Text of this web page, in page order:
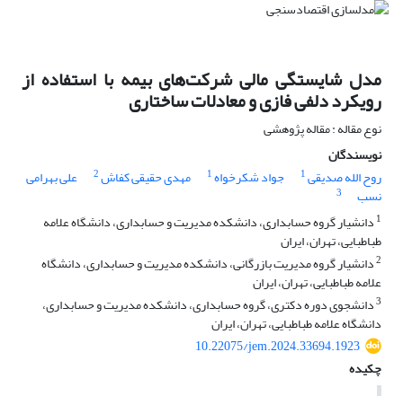
مدل شایستگی مالی شرکت‌های بیمه با استفاده از
رویکرد دلفی فازی و معادلات ساختاری
نوع مقاله : مقاله پژوهشی
نویسندگان
روح الله صدیقی1 جواد شکرخواه1 مهدی حقیقی کفاش2 علی بهرامی
نسب
3
1 دانشیار گروه حسابداری، دانشکده مدیریت و حسابداری، دانشگاه علامه
طباطبایی، تهران، ایران
2دانشیار گروه مدیریت بازرگانی، دانشکده مدیریت و حسابداری، دانشگاه
علامه طباطبایی، تهران، ایران
3دانشجوی دوره دکتری، گروه حسابداری، دانشکده مدیریت و حسابداری،
دانشگاه علامه طباطبایی، تهران، ایران
10.22075/jem.2024.33694.1923
چکیده